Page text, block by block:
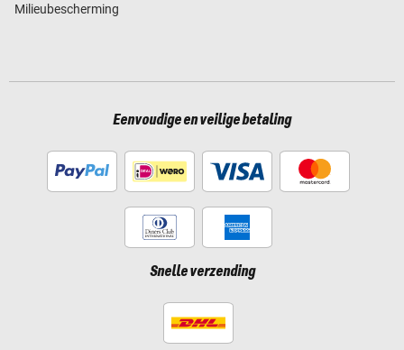
Milieubescherming
Eenvoudige en veilige betaling
Snelle verzending